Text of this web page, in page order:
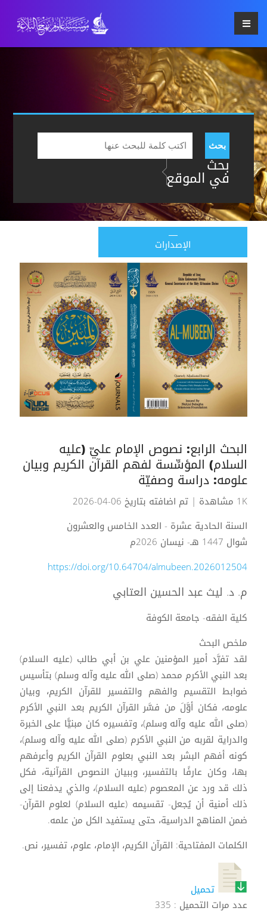
بحث
بحث
في الموقع
الإصدارات
البحث الرابع: نصوص الإمام عليّ (عليه
السلام) المؤسِّسة لفهم القرآن الكريم وبيان
علومه: دراسة وصفيّة
1K مشاهدة
| تم اضافته بتاريخ 06-04-2026
السنة الحادية عشرة - العدد الخامس والعشرون
شوال 1447 هـ- نيسان 2026م
https://doi.org/10.64704/almubeen.2026012504
م. د. ليث عبد الحسين العتابي
كلية الفقه- جامعة الكوفة
ملخص البحث
لقد تفرَّد أمير المؤمنين علي بن أبي طالب (عليه السلام)
بعد النبي الأكرم محمد (صلى الله عليه وآله وسلم) بتأسيس
ضوابط التقسيم والفهم والتفسير للقرآن الكريم، وبيان
علومه، فكان أوَّلَ من فسَّر القرآن الكريم بعد النبي الأكرم
(صلى الله عليه وآله وسلم)، وتفسيره كان مبنيًّا على الخبرة
والدراية لقربه من النبي الأكرم (صلى الله عليه وآله وسلم)،
كونه أفهم البشر بعد النبي بعلوم القرآن الكريم وأعرفهم
بها، وكان عارفًا بالتفسير، وببيان النصوص القرآنية، فكل
ذلك قد ورد عن المعصوم (عليه السلام)، والذي يدفعنا إلى
ذلك أمنية أن يُجعل- تقسيمه (عليه السلام) لعلوم القرآن-
ضمن المناهج الدراسية، حتى يستفيد الكل من علمه.
الكلمات المفتاحية: القرآن الكريم، الإمام، علوم، تفسير، نص.
تحميل
عدد مرات التحميل : 335